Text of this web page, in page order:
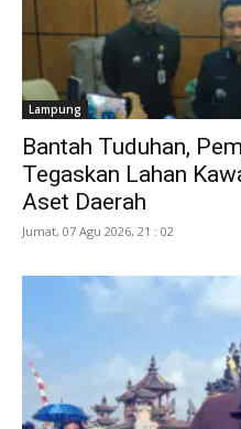
Lampung
Bantah Tuduhan,
Tegaskan Lahan
Aset Daerah
Jumat, 07 Agu 2026, 21 : 02